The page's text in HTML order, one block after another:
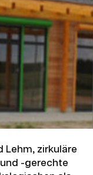
Lehm, zirkuläre
-gerechte